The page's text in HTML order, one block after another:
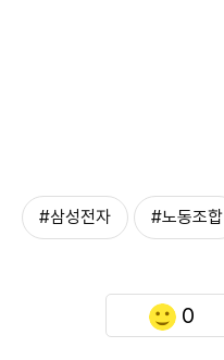
#삼성전자 #노동조합
0